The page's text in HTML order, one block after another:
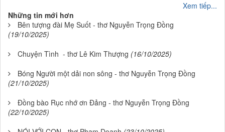
Xem tiếp...
Những tin mới hơn
Bên tượng đài Mẹ Suốt - thơ Nguyễn Trọng Đồng
(19/10/2025)
Chuyện Tình - thơ Lê Kim Thượng (16/10/2025)
Bóng Người một dải non sông - thơ Nguyễn Trọng Đồng
(21/10/2025)
Đồng bào Rục nhớ ơn Đảng - thơ Nguyễn Trọng Đồng
(22/10/2025)